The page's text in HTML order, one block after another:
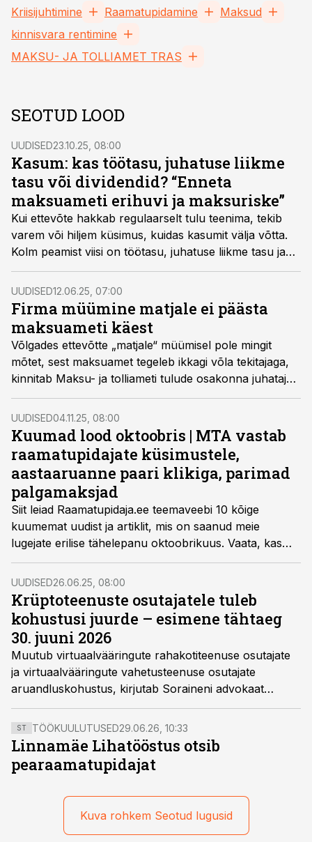
Kriisijuhtimine Raamatupidamine
Maksud
kinnisvara rentimine
MAKSU- JA TOLLIAMET TRAS
SEOTUD LOOD
UUDISED23.10.25, 08:00
Kasum: kas töötasu, juhatuse liikme
tasu või dividendid? “Enneta
maksuameti erihuvi ja maksuriske”
Kui ettevõte hakkab regulaarselt tulu teenima, tekib
varem või hiljem küsimus, kuidas kasumit välja võtta.
Kolm peamist viisi on töötasu, juhatuse liikme tasu ja
dividendid. Mida millal eelistada ja milliste maksudega
peab arvestama, selgitab Nordfinance juhatuse liige ja
raamatupidaja Martin Esinurm.
UUDISED12.06.25, 07:00
Firma müümine matjale ei päästa
maksuameti käest
Võlgades ettevõtte „matjale“ müümisel pole mingit
mõtet, sest maksuamet tegeleb ikkagi võla tekitajaga,
kinnitab Maksu- ja tolliameti tulude osakonna juhataja
Liina Jõõts. Creditreformi juhi Alar Jägeri hinnangul on
matmisele läinud ettevõttest juba keeruline võlgu kätte
saada.
UUDISED04.11.25, 08:00
Kuumad lood oktoobris | MTA vastab
raamatupidajate küsimustele,
aastaaruanne paari klikiga, parimad
palgamaksjad
Siit leiad Raamatupidaja.ee teemaveebi 10 kõige
kuumemat uudist ja artiklit, mis on saanud meie
lugejate erilise tähelepanu oktoobrikuus. Vaata, kas
teised lugejad leidsid midagi sellist, mis sul kahe silma
vahele on jäänud.
UUDISED26.06.25, 08:00
Krüptoteenuste osutajatele tuleb
kohustusi juurde – esimene tähtaeg
30. juuni 2026
Muutub virtuaalvääringute rahakotiteenuse osutajate
ja virtuaalvääringute vahetusteenuse osutajate
aruandluskohustus, kirjutab Soraineni advokaat
Hanna Esko.
ST TÖÖKUULUTUSED29.06.26, 10:33
Linnamäe Lihatööstus otsib
pearaamatupidajat
Kuva rohkem Seotud lugusid